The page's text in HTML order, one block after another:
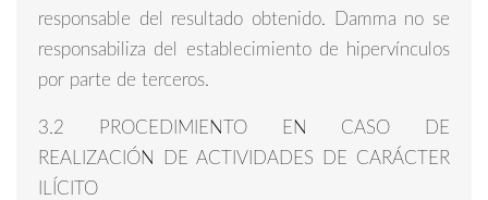
responsable del resultado obtenido. Damma no se
responsabiliza del establecimiento de hipervínculos
por parte de terceros.
3.2 PROCEDIMIENTO EN CASO DE
REALIZACIÓN DE ACTIVIDADES DE CARÁCTER
ILÍCITO